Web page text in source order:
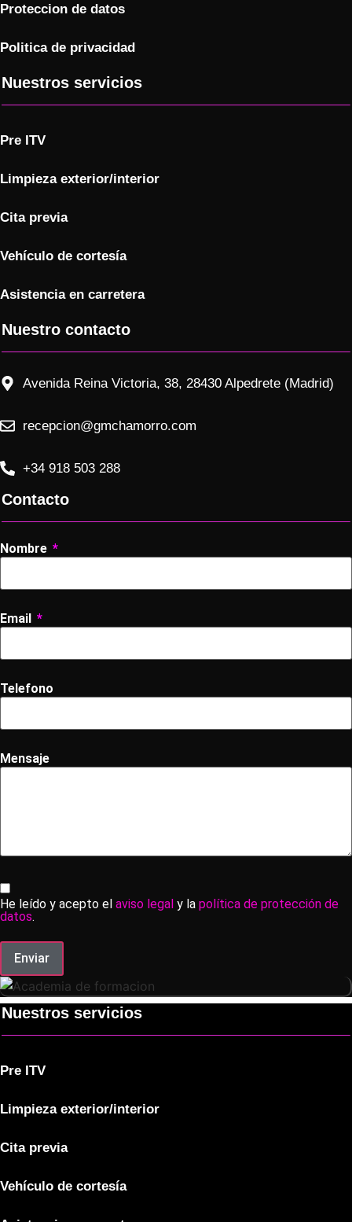
Proteccion de datos
Politica de privacidad
Nuestros servicios
Pre ITV
Limpieza exterior/interior
Cita previa
Vehículo de cortesía
Asistencia en carretera
Nuestro contacto
Avenida Reina Victoria, 38, 28430 Alpedrete (Madrid)
recepcion@gmchamorro.com
+34 918 503 288
Contacto
Nombre
Email
Telefono
Mensaje
He leído y acepto el aviso legal y la política de protección de
datos.
Enviar
Nuestros servicios
Pre ITV
Limpieza exterior/interior
Cita previa
Vehículo de cortesía